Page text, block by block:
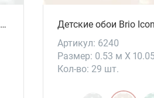
Флизелиновые обои в детскую Brio Icons
Детские обои Brio
Артикул: 6240
Размер: 0.53 м X
Кол-во: 29 шт.